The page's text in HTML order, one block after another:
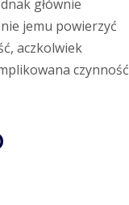
głównie
jemu powierzyć
aczkolwiek
czynność